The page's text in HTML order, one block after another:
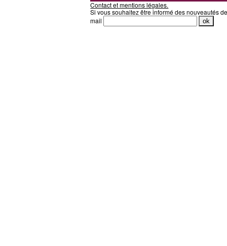
Contact et mentions légales.
Si vous souhaitez être informé des nouveautés
mail